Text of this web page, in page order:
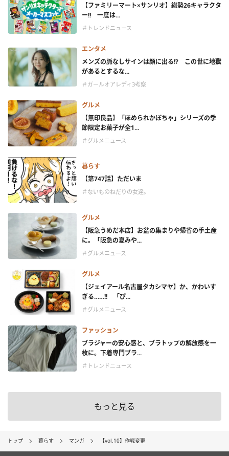
【ファミリーマート×サンリオ】総勢26キャラクタ
ー!! 一度は...
＃トレンドニュース
エンタメ
メンズの脈なしサインは顔に出る!? この世に地獄
があるとするな...
＃ガールオアレディ3考察
グルメ
【無印良品】「ほめられかぼちゃ」シリーズの季
節限定お菓子が全1...
＃グルメニュース
暮らす
【第747話】ただいま
＃ないものねだりの女達。
グルメ
【阪急うめだ本店】お盆の集まりや帰省の手土産
に。「阪急の夏みや...
＃グルメニュース
グルメ
【ジェイアール名古屋タカシマヤ】か、かわいす
ぎる……!! 「ぴ...
＃グルメニュース
ファッション
ブラジャーの安心感と、ブラトップの解放感を一
枚に。下着専門ブラ...
＃トレンドニュース
もっと見る
トップ 暮らす マンガ 【vol.10】作戦変更